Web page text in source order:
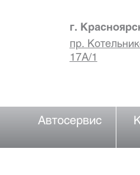
г.
пр.
17А/1
Автосервис